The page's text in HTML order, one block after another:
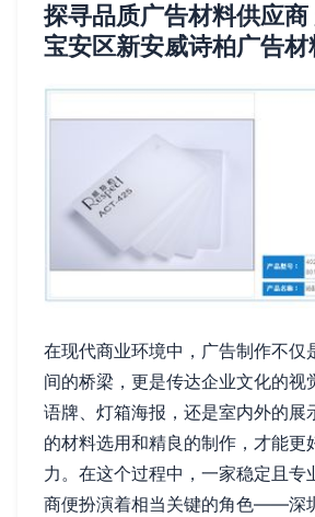
探寻品质广告材料供应
宝安区新安威诗柏广告材
在现代商业环境中，广告制作不仅
间的桥梁，更是传达企业文化的视
语牌、灯箱海报，还是室内外的展
的材料选用和精良的制作，才能更
力。在这个过程中，一家稳定且专
商便扮演着相当关键的角色——深